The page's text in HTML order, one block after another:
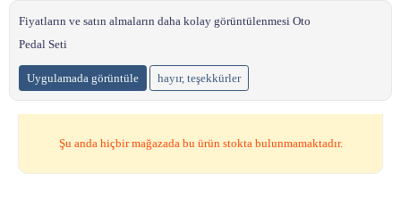
Fiyatların ve satın almaların daha kolay görüntülenmesi Oto
Pedal Seti
Uygulamada görüntüle hayır, teşekkürler
Şu anda hiçbir mağazada bu ürün stokta bulunmamaktadır.